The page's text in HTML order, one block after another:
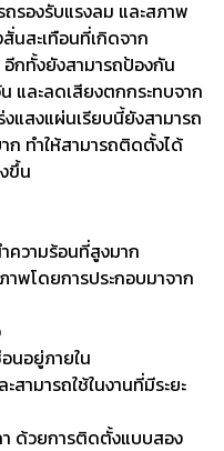
ถรองรับแรงลม และสภาพ
นสะเทือนที่เกิดจาก
กทั้งยังสามารถป้องกัน
และลดเสียงตกกระทบจาก
แสงแผ่นเรียบนี้ยังสามารถ
ก ทำให้สามารถติดตั้งได้
ขึ้น
ความร้อนที่สูงมาก
พโดยการประกอบมาจาก
นอยู่ภายใน
สามารถใช้ในงานที่มีระยะ
ด้วยการติดตั้งแบบสอง